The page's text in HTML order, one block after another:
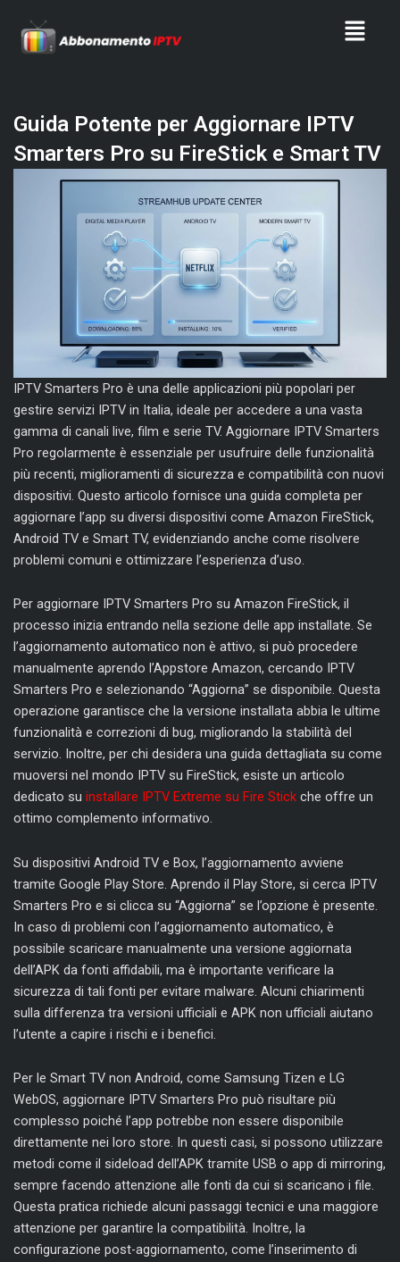
content
Menu
Guida Potente per Aggiornare IPTV
Smarters Pro su FireStick e Smart TV
IPTV Smarters Pro è una delle applicazioni più popolari per
gestire servizi IPTV in Italia, ideale per accedere a una vasta
gamma di canali live, film e serie TV. Aggiornare IPTV Smarters
Pro regolarmente è essenziale per usufruire delle funzionalità
più recenti, miglioramenti di sicurezza e compatibilità con nuovi
dispositivi. Questo articolo fornisce una guida completa per
aggiornare l’app su diversi dispositivi come Amazon FireStick,
Android TV e Smart TV, evidenziando anche come risolvere
problemi comuni e ottimizzare l’esperienza d’uso.
Per aggiornare IPTV Smarters Pro su Amazon FireStick, il
processo inizia entrando nella sezione delle app installate. Se
l’aggiornamento automatico non è attivo, si può procedere
manualmente aprendo l’Appstore Amazon, cercando IPTV
Smarters Pro e selezionando “Aggiorna” se disponibile. Questa
operazione garantisce che la versione installata abbia le ultime
funzionalità e correzioni di bug, migliorando la stabilità del
servizio. Inoltre, per chi desidera una guida dettagliata su come
muoversi nel mondo IPTV su FireStick, esiste un articolo
dedicato su installare IPTV Extreme su Fire Stick che offre un
ottimo complemento informativo.
Su dispositivi Android TV e Box, l’aggiornamento avviene
tramite Google Play Store. Aprendo il Play Store, si cerca IPTV
Smarters Pro e si clicca su “Aggiorna” se l’opzione è presente.
In caso di problemi con l’aggiornamento automatico, è
possibile scaricare manualmente una versione aggiornata
dell’APK da fonti affidabili, ma è importante verificare la
sicurezza di tali fonti per evitare malware. Alcuni chiarimenti
sulla differenza tra versioni ufficiali e APK non ufficiali aiutano
l’utente a capire i rischi e i benefici.
Per le Smart TV non Android, come Samsung Tizen e LG
WebOS, aggiornare IPTV Smarters Pro può risultare più
complesso poiché l’app potrebbe non essere disponibile
direttamente nei loro store. In questi casi, si possono utilizzare
metodi come il sideload dell’APK tramite USB o app di mirroring,
sempre facendo attenzione alle fonti da cui si scaricano i file.
Questa pratica richiede alcuni passaggi tecnici e una maggiore
attenzione per garantire la compatibilità. Inoltre, la
configurazione post-aggiornamento, come l’inserimento di